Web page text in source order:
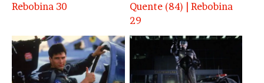
Rebobina 30
Quente (84) | Rebobina
29